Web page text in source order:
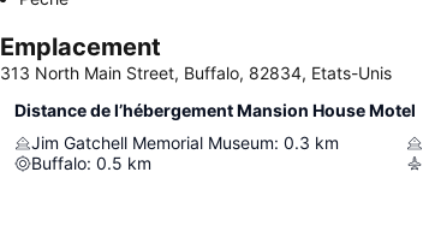
Emplacement
313 North Main Street, Buffalo, 82834, Etats-Unis
Distance de l’hébergement Mansion House Motel
Jim Gatchell Memorial Museum: 0.3 km
Buffalo: 0.5 km